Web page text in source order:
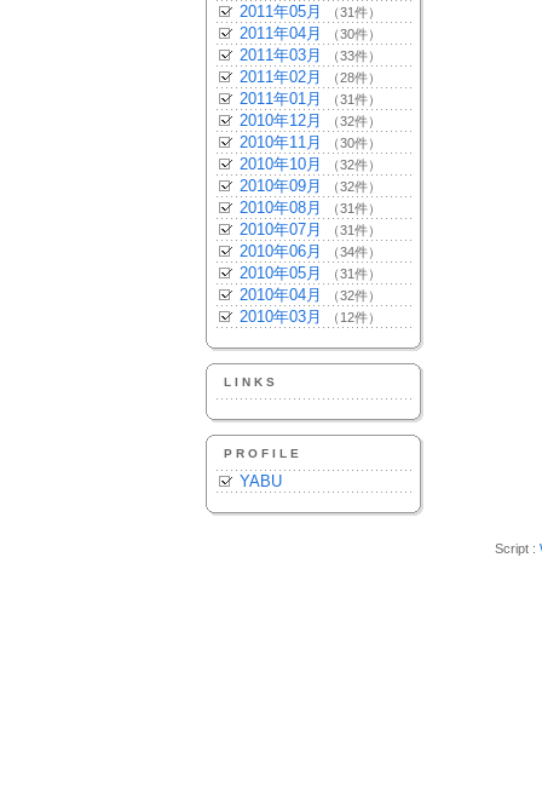
2011年05月 （31件）
2011年04月 （30件）
2011年03月 （33件）
2011年02月 （28件）
2011年01月 （31件）
2010年12月 （32件）
2010年11月 （30件）
2010年10月 （32件）
2010年09月 （32件）
2010年08月 （31件）
2010年07月 （31件）
2010年06月 （34件）
2010年05月 （31件）
2010年04月 （32件）
2010年03月 （12件）
LINKS
PROFILE
YABU
Script :